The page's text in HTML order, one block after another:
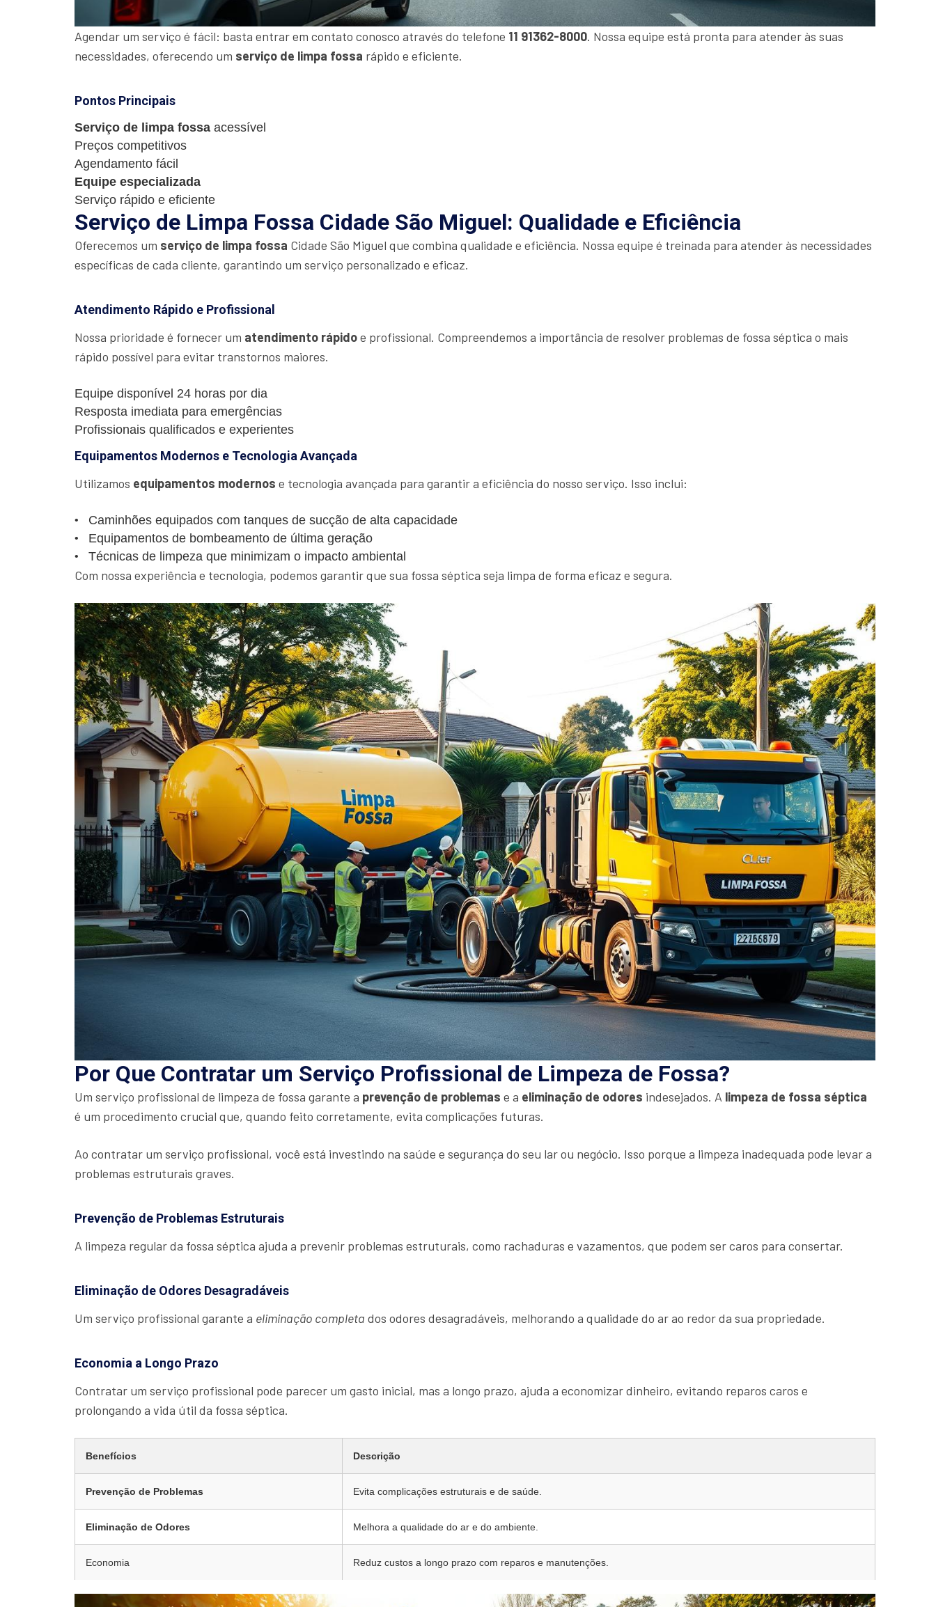
Agendar um serviço é fácil: basta entrar em contato conosco através do telefone 11 91362-8000. Nossa equipe está pronta para atender às suas
necessidades, oferecendo um serviço de limpa fossa rápido e eficiente.
Pontos Principais
Serviço de limpa fossa acessível
Preços competitivos
Agendamento fácil
Equipe especializada
Serviço rápido e eficiente
Serviço de Limpa Fossa Cidade São Miguel: Qualidade e Eficiência
Oferecemos um serviço de limpa fossa Cidade São Miguel que combina qualidade e eficiência. Nossa equipe é treinada para atender às necessidades
específicas de cada cliente, garantindo um serviço personalizado e eficaz.
Atendimento Rápido e Profissional
Nossa prioridade é fornecer um atendimento rápidoe profissional. Compreendemos a importância de resolver problemas de fossa séptica o mais
rápido possível para evitar transtornos maiores.
Equipe disponível 24 horas por dia
Resposta imediata para emergências
Profissionais qualificados e experientes
Equipamentos Modernos e Tecnologia Avançada
Utilizamos equipamentos modernos e tecnologia avançada para garantir a eficiência do nosso serviço. Isso inclui:
Caminhões equipados com tanques de sucção de alta capacidade
Equipamentos de bombeamento de última geração
Técnicas de limpeza que minimizam o impacto ambiental
Com nossa experiência e tecnologia, podemos garantir que sua fossa séptica seja limpa de forma eficaz e segura.
Por Que Contratar um Serviço Profissional de Limpeza de Fossa?
Um serviço profissional de limpeza de fossa garante a prevenção de problemas e a eliminação de odores indesejados. A limpeza de fossa séptica
é um procedimento crucial que, quando feito corretamente, evita complicações futuras.
Ao contratar um serviço profissional, você está investindo na saúde e segurança do seu lar ou negócio. Isso porque a limpeza inadequada pode levar a
problemas estruturais graves.
Prevenção de Problemas Estruturais
A limpeza regular da fossa séptica ajuda a prevenir problemas estruturais, como rachaduras e vazamentos, que podem ser caros para consertar.
Eliminação de Odores Desagradáveis
Um serviço profissional garante a eliminação completa dos odores desagradáveis, melhorando a qualidade do ar ao redor da sua propriedade.
Economia a Longo Prazo
Contratar um serviço profissional pode parecer um gasto inicial, mas a longo prazo, ajuda a economizar dinheiro, evitando reparos caros e
prolongando a vida útil da fossa séptica.
Benefícios Descrição
Prevenção de Problemas Evita complicações estruturais e de saúde.
Eliminação de Odores Melhora a qualidade do ar e do ambiente.
Economia Reduz custos a longo prazo com reparos e manutenções.